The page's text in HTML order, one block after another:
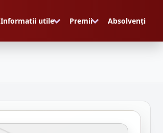
Informatii utile Premii Absolvenți